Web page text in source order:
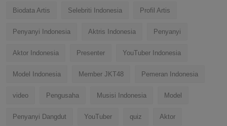
Biodata Artis Selebriti Indonesia Profil Artis
Penyanyi Indonesia Aktris Indonesia Penyanyi
Aktor Indonesia Presenter YouTuber Indonesia
Model Indonesia Member JKT48 Pemeran Indonesia
video Pengusaha Musisi Indonesia Model
Penyanyi Dangdut YouTuber quiz Aktor